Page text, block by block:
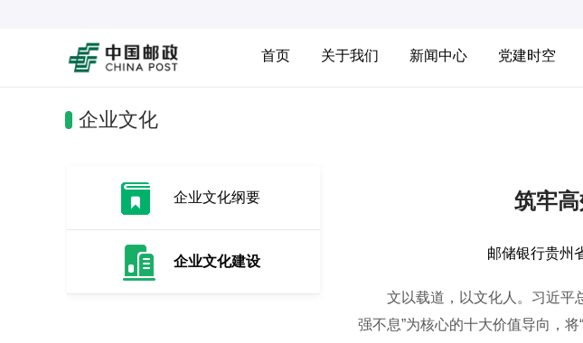
首页 关于我们 新闻中心 党建时空
企业文化
企业文化纲要
企业文化建设
筑牢
邮储银行贵州
文以载道，以文化人。习近平总
强不息”为核心的十大价值导向，